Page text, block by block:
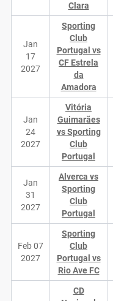
Clara
Jan
17
2027
Sporting
Club
Portugal vs
CF Estrela
da
Amadora
Jan
24
2027
Vitória
Guimarães
vs Sporting
Club
Portugal
Jan
31
2027
Alverca vs
Sporting
Club
Portugal
Feb 07
2027
Sporting
Club
Portugal vs
Rio Ave FC
CD